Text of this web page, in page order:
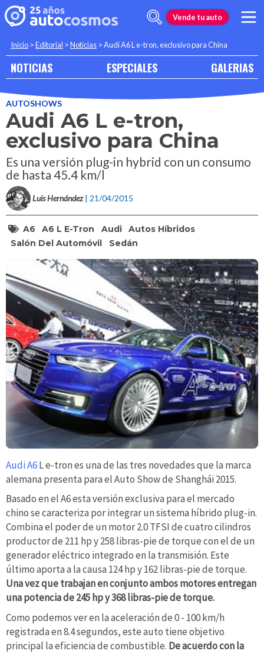
Vende tu auto
Inicio >Editorial >Noticias >Audi A6 L e-tron, exclusivo para China
NOTICIAS ESPECIALES GALERIAS
AUTOSHOWS
Audi A6 L e-tron,
exclusivo para China
Es una versión plug-in hybrid con un consumo
de hasta 45.4 km/l
Luis Hernández | 21/04/2015
A6 A6 L E-Tron Audi
Autos Híbridos
Salón Del Automóvil
Sedán
Audi A6L e-tron es una de las tres novedades que la marca
alemana presenta para el Auto Show de Shanghái 2015.
Basado en el A6 esta versión exclusiva para el mercado
chino se caracteriza por integrar un sistema híbrido plug-in.
Combina el poder de un motor 2.0 TFSI de cuatro cilindros
productor de 211 hp y 258 libras-pie de torque con el de un
generador eléctrico integrado en la transmisión. Este
último aporta a la causa 124 hp y 162 libras-pie de torque.
Una vez que trabajan en conjunto ambos motores entregan
una potencia de 245 hp y 368 libras-pie de torque.
Como podemos ver en la aceleración de 0 - 100 km/h
registrada en 8.4 segundos, este auto tiene objetivo
principal la eficiencia de combustible. De acuerdo con la